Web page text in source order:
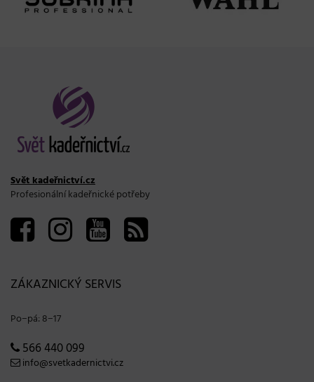
Svět kadeřnictví.cz
Profesionální kadeřnické potřeby
ZÁKAZNICKÝ SERVIS
Po−pá: 8−17
566 440 099
info@svetkadernictvi.cz